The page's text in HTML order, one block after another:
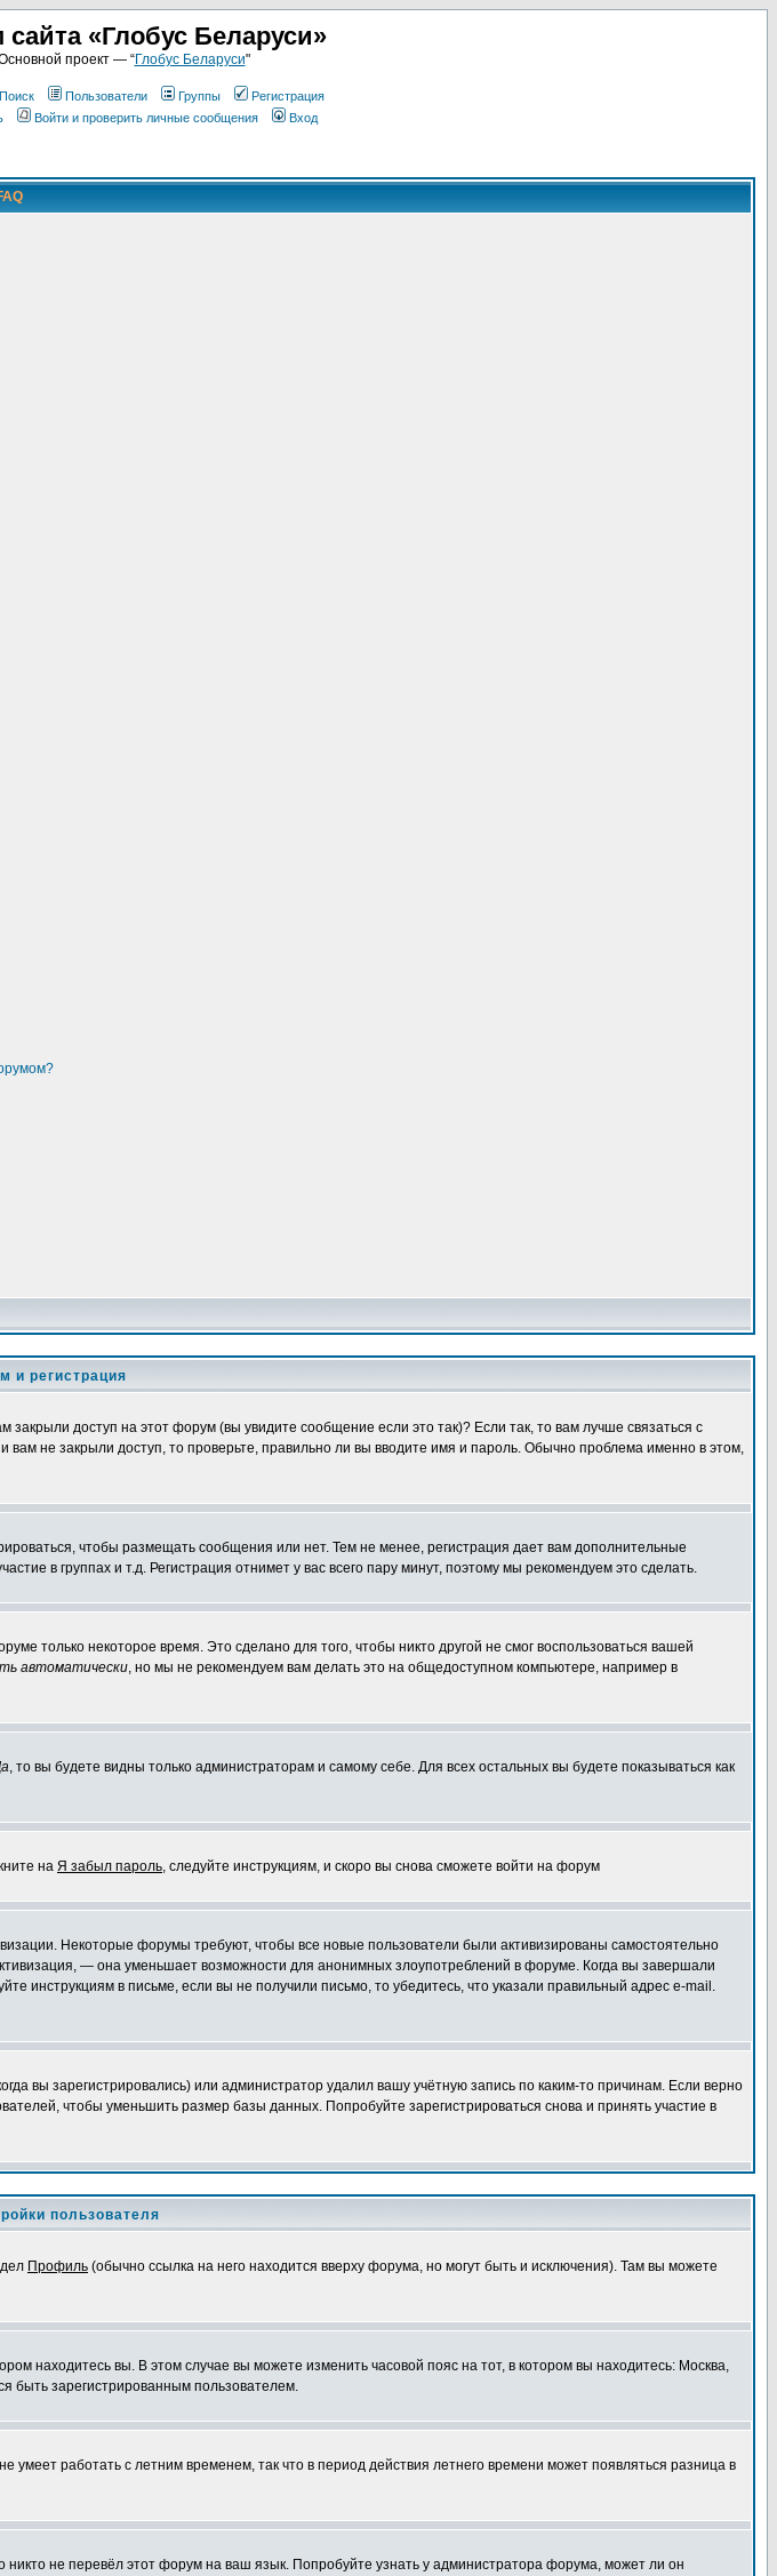
«Глобус Беларуси»
проект — “Глобус Беларуси"
Поиск Пользователи Группы
Регистрация
Войти и проверить личные сообщения Вход
и регистрация
доступ на этот форум (вы увидите сообщение если это так)? Если так, то вам лучше связаться с
не закрыли доступ, то проверьте, правильно ли вы вводите имя и пароль. Обычно проблема именно в этом,
чтобы размещать сообщения или нет. Тем не менее, регистрация дает вам дополнительные
в группах и т.д. Регистрация отнимет у вас всего пару минут, поэтому мы рекомендуем это сделать.
только некоторое время. Это сделано для того, чтобы никто другой не смог воспользоваться вашей
автоматически, но мы не рекомендуем вам делать это на общедоступном компьютере, например в
, то вы будете видны только администраторам и самому себе. Для всех остальных вы будете показываться как
на Я забыл пароль, следуйте инструкциям, и скоро вы снова сможете войти на форум
Некоторые форумы требуют, чтобы все новые пользователи были активизированы самостоятельно
— она уменьшает возможности для анонимных злоупотреблений в форуме. Когда вы завершали
инструкциям в письме, если вы не получили письмо, то убедитесь, что указали правильный адрес e-mail.
вы зарегистрировались) или администратор удалил вашу учётную запись по каким-то причинам. Если верно
чтобы уменьшить размер базы данных. Попробуйте зарегистрироваться снова и принять участие в
пользователя
Профиль (обычно ссылка на него находится вверху форума, но могут быть и исключения). Там вы можете
находитесь вы. В этом случае вы можете изменить часовой пояс на тот, в котором вы находитесь: Москва,
быть зарегистрированным пользователем.
работать с летним временем, так что в период действия летнего времени может появляться разница в
не перевёл этот форум на ваш язык. Попробуйте узнать у администратора форума, может ли он